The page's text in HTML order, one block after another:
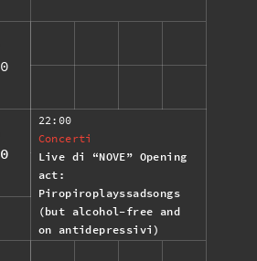
22:00
Concerti
Live di “NOVE” Opening
act:
Piropiroplayssadsongs
(but alcohol-free and
on antidepressivi)